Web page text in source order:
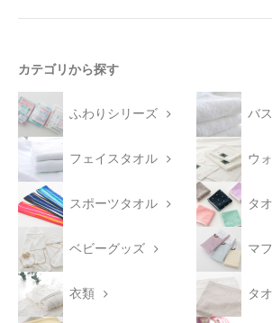
カテゴリから探す
ふわりシリーズ バ
フェイスタオル ウ
スポーツタオル タ
ベビーグッズ マ
衣類 タ